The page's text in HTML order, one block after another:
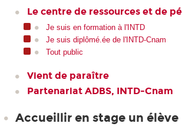
Le centre de ressources et de
Je suis en formation à l'INTD
Je suis diplômé.ée de l'INTD-Cnam
Tout public
Vient de paraître
Partenariat ADBS, INTD-Cnam
Accueillir en stage un élève